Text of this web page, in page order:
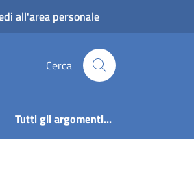
all'area personale
Cerca
Tutti gli argomenti...